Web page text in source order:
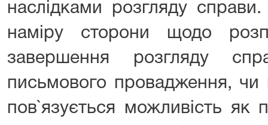
наслідками розгляду
наміру сторони щодо
завершення розгляду
письмового провадження, чи
пов`язується можливість як